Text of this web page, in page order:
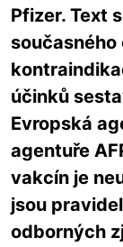
Pfizer. Text
účinků
Evropská
agentuře
vakcín je
jsou
odborných